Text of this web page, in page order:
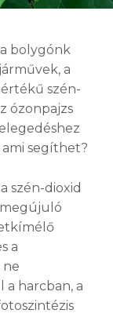
bolygónk
a
szén-
ózonpajzs
ami segíthet?
szén-dioxid
megújuló
a
ne
harcban, a